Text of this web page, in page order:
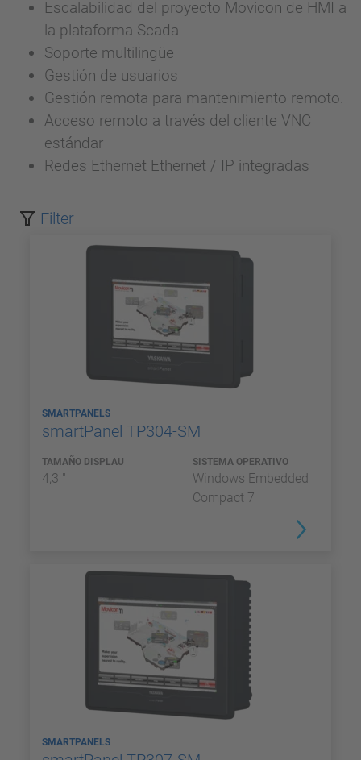
Escalabilidad del proyecto Movicon de HMI a
la plataforma Scada
Soporte multilingüe
Gestión de usuarios
Gestión remota para mantenimiento remoto.
Acceso remoto a través del cliente VNC
estándar
Redes Ethernet Ethernet / IP integradas
Filter
SMARTPANELS
smartPanel TP304-SM
TAMAÑO DISPLAU
4,3 "
SISTEMA OPERATIVO
Windows Embedded
Compact 7
SMARTPANELS